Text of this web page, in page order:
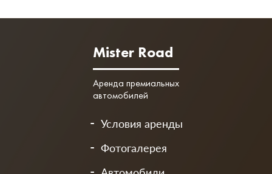
Mister Road
Аренда премиальных
автомобилей
Условия аренды
Фотогалерея